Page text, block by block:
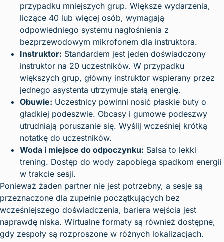
przypadku mniejszych grup. Większe wydarzenia,
liczące 40 lub więcej osób, wymagają
odpowiedniego systemu nagłośnienia z
bezprzewodowym mikrofonem dla instruktora.
Instruktor: Standardem jest jeden doświadczony
instruktor na 20 uczestników. W przypadku
większych grup, główny instruktor wspierany przez
jednego asystenta utrzymuje stałą energię.
Obuwie: Uczestnicy powinni nosić płaskie buty o
gładkiej podeszwie. Obcasy i gumowe podeszwy
utrudniają poruszanie się. Wyślij wcześniej krótką
notatkę do uczestników.
Woda i miejsce do odpoczynku: Salsa to lekki
trening. Dostęp do wody zapobiega spadkom energii
w trakcie sesji.
Ponieważ żaden partner nie jest potrzebny, a sesje są
przeznaczone dla zupełnie początkujących bez
wcześniejszego doświadczenia, bariera wejścia jest
naprawdę niska. Wirtualne formaty są również dostępne,
gdy zespoły są rozproszone w różnych lokalizacjach.